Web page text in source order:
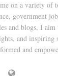
on a variety of
government
and blogs, I aim
and inspiring
and